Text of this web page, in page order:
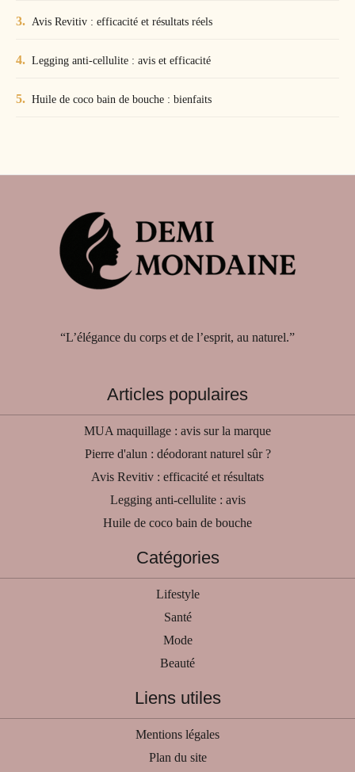
Avis Revitiv : efficacité et résultats réels
Legging anti-cellulite : avis et efficacité
Huile de coco bain de bouche : bienfaits
“L’élégance du corps et de l’esprit, au naturel.”
Articles populaires
MUA maquillage : avis sur la marque
Pierre d'alun : déodorant naturel sûr ?
Avis Revitiv : efficacité et résultats
Legging anti-cellulite : avis
Huile de coco bain de bouche
Catégories
Lifestyle
Santé
Mode
Beauté
Liens utiles
Mentions légales
Plan du site